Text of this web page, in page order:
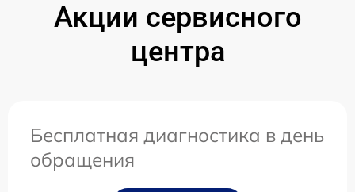
Акции сервисного
центра
Бесплатная диагностика в день
обращения